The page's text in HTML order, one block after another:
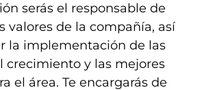
serás el responsable de
valores de la compañía, así
la implementación de las
crecimiento y las mejores
el área. Te encargarás de